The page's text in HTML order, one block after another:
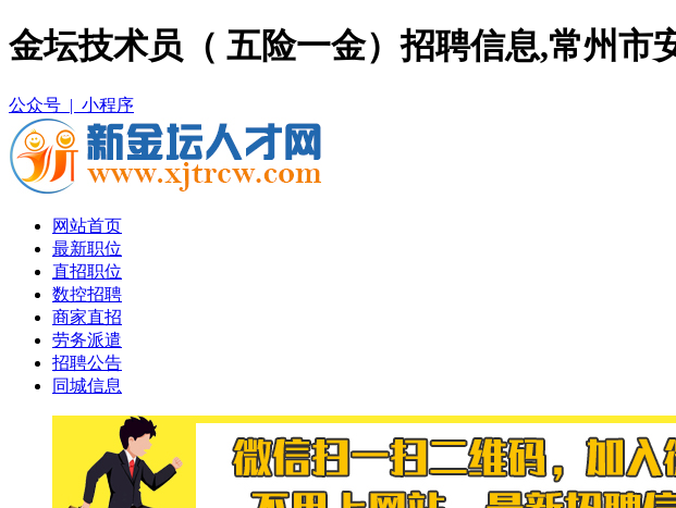
金坛技术员（ 五险一金）招聘信息,常州市
公众号 | 小程序
网站首页
最新职位
直招职位
数控招聘
商家直招
劳务派遣
招聘公告
同城信息